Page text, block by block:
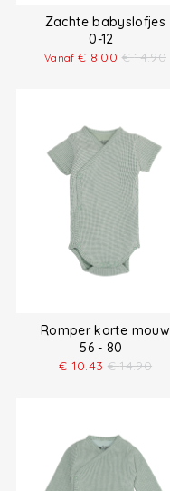
Zachte babyslofjes
0-12
Vanaf€ 8.00 € 14.90
Romper korte mouw
56 - 80
€ 10.43 € 14.90